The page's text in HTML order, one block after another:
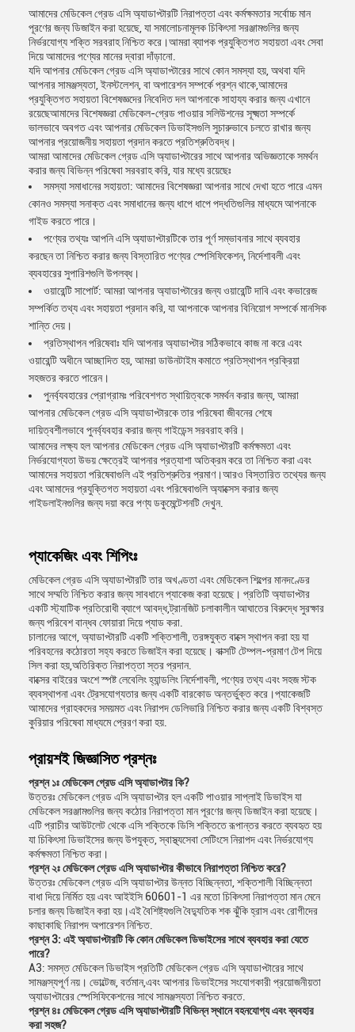
আমাদের মেডিকেল গ্রেড এসি অ্যাডাপ্টারটি নিরাপত্তা এবং কর্মক্ষমতার সর্বোচ্চ মান
পূরণের জন্য ডিজাইন করা হয়েছে, যা সমালোচনামূলক চিকিৎসা সরঞ্জামগুলির জন্য
নির্ভরযোগ্য শক্তি সরবরাহ নিশ্চিত করে।আমরা ব্যাপক প্রযুক্তিগত সহায়তা এবং সেবা
দিয়ে আমাদের পণ্যের মানের দ্বারা দাঁড়ানো.
যদি আপনার মেডিকেল গ্রেড এসি অ্যাডাপ্টারের সাথে কোন সমস্যা হয়, অথবা যদি
আপনার সামঞ্জস্যতা, ইনস্টলেশন, বা অপারেশন সম্পর্কে প্রশ্ন থাকে,আমাদের
প্রযুক্তিগত সহায়তা বিশেষজ্ঞদের নিবেদিত দল আপনাকে সাহায্য করার জন্য এখানে
রয়েছেআমাদের বিশেষজ্ঞরা মেডিকেল-গ্রেড পাওয়ার সলিউশনের সূক্ষ্মতা সম্পর্কে
ভালভাবে অবগত এবং আপনার মেডিকেল ডিভাইসগুলি সুচারুভাবে চলতে রাখার জন্য
আপনার প্রয়োজনীয় সহায়তা প্রদান করতে প্রতিশ্রুতিবদ্ধ।
আমরা আমাদের মেডিকেল গ্রেড এসি অ্যাডাপ্টারের সাথে আপনার অভিজ্ঞতাকে সমর্থন
করার জন্য বিভিন্ন পরিষেবা সরবরাহ করি, যার মধ্যে রয়েছেঃ
সমস্যা সমাধানের সহায়তা: আমাদের বিশেষজ্ঞরা আপনার সাথে দেখা হতে পারে এমন
কোনও সমস্যা সনাক্ত এবং সমাধানের জন্য ধাপে ধাপে পদ্ধতিগুলির মাধ্যমে আপনাকে
গাইড করতে পারে।
পণ্যের তথ্যঃ আপনি এসি অ্যাডাপ্টারটিকে তার পূর্ণ সম্ভাবনার সাথে ব্যবহার
করছেন তা নিশ্চিত করার জন্য বিস্তারিত পণ্যের স্পেসিফিকেশন, নির্দেশাবলী এবং
ব্যবহারের সুপারিশগুলি উপলব্ধ।
ওয়ারেন্টি সাপোর্ট: আমরা আপনার অ্যাডাপ্টারের জন্য ওয়ারেন্টি দাবি এবং কভারেজ
সম্পর্কিত তথ্য এবং সহায়তা প্রদান করি, যা আপনাকে আপনার বিনিয়োগ সম্পর্কে মানসিক
শান্তি দেয়।
প্রতিস্থাপন পরিষেবাঃ যদি আপনার অ্যাডাপ্টার সঠিকভাবে কাজ না করে এবং
ওয়ারেন্টি অধীনে আচ্ছাদিত হয়, আমরা ডাউনটাইম কমাতে প্রতিস্থাপন প্রক্রিয়া
সহজতর করতে পারেন।
পুনর্ব্যবহারের প্রোগ্রামঃ পরিবেশগত স্থায়িত্বকে সমর্থন করার জন্য, আমরা
আপনার মেডিকেল গ্রেড এসি অ্যাডাপ্টারকে তার পরিষেবা জীবনের শেষে
দায়িত্বশীলভাবে পুনর্ব্যবহার করার জন্য গাইডেন্স সরবরাহ করি।
আমাদের লক্ষ্য হল আপনার মেডিকেল গ্রেড এসি অ্যাডাপ্টারটি কর্মক্ষমতা এবং
নির্ভরযোগ্যতা উভয় ক্ষেত্রেই আপনার প্রত্যাশা অতিক্রম করে তা নিশ্চিত করা এবং
আমাদের সহায়তা পরিষেবাগুলি এই প্রতিশ্রুতির প্রমাণ।আরও বিস্তারিত তথ্যের জন্য
এবং আমাদের প্রযুক্তিগত সহায়তা এবং পরিষেবাগুলি অ্যাক্সেস করার জন্য
গাইডলাইনগুলির জন্য দয়া করে পণ্য ডকুমেন্টেশনটি দেখুন.
প্যাকেজিং এবং শিপিংঃ
মেডিকেল গ্রেড এসি অ্যাডাপ্টারটি তার অখণ্ডতা এবং মেডিকেল শিল্পের মানদণ্ডের
সাথে সম্মতি নিশ্চিত করার জন্য সাবধানে প্যাকেজ করা হয়েছে। প্রতিটি অ্যাডাপ্টার
একটি স্ট্যাটিক প্রতিরোধী ব্যাগে আবদ্ধ,ট্রানজিট চলাকালীন আঘাতের বিরুদ্ধে সুরক্ষার
জন্য পরিবেশ বান্ধব ফোয়ারা দিয়ে প্যাড করা.
চালানের আগে, অ্যাডাপ্টারটি একটি শক্তিশালী, তরঙ্গযুক্ত বাক্সে স্থাপন করা হয় যা
পরিবহনের কঠোরতা সহ্য করতে ডিজাইন করা হয়েছে। বাক্সটি টেম্পল-প্রমাণ টেপ দিয়ে
সিল করা হয়,অতিরিক্ত নিরাপত্তা স্তর প্রদান.
বাক্সের বাইরের অংশে স্পষ্ট লেবেলিং হ্যান্ডলিং নির্দেশাবলী, পণ্যের তথ্য এবং সহজ স্টক
ব্যবস্থাপনা এবং ট্রেসযোগ্যতার জন্য একটি বারকোড অন্তর্ভুক্ত করে।প্যাকেজটি
আমাদের গ্রাহকদের সময়মত এবং নিরাপদ ডেলিভারি নিশ্চিত করার জন্য একটি বিশ্বস্ত
কুরিয়ার পরিষেবা মাধ্যমে প্রেরণ করা হয়.
প্রায়শই জিজ্ঞাসিত প্রশ্নঃ
প্রশ্ন ১ঃ মেডিকেল গ্রেড এসি অ্যাডাপ্টার কি?
উত্তরঃ মেডিকেল গ্রেড এসি অ্যাডাপ্টার হল একটি পাওয়ার সাপ্লাই ডিভাইস যা
মেডিকেল সরঞ্জামগুলির জন্য কঠোর নিরাপত্তা মান পূরণের জন্য ডিজাইন করা হয়েছে।
এটি প্রাচীর আউটলেট থেকে এসি শক্তিকে ডিসি শক্তিতে রূপান্তর করতে ব্যবহৃত হয়
যা চিকিৎসা ডিভাইসের জন্য উপযুক্ত, স্বাস্থ্যসেবা সেটিংসে নিরাপদ এবং নির্ভরযোগ্য
কর্মক্ষমতা নিশ্চিত করা।
প্রশ্ন ২ঃ মেডিকেল গ্রেড এসি অ্যাডাপ্টার কীভাবে নিরাপত্তা নিশ্চিত করে?
উত্তরঃ মেডিকেল গ্রেড এসি অ্যাডাপ্টার উন্নত বিচ্ছিন্নতা, শক্তিশালী বিচ্ছিন্নতা
বাধা দিয়ে নির্মিত হয় এবং আইইসি 60601-1 এর মতো চিকিৎসা নিরাপত্তা মান মেনে
চলার জন্য ডিজাইন করা হয়।এই বৈশিষ্ট্যগুলি বৈদ্যুতিক শক ঝুঁকি হ্রাস এবং রোগীদের
কাছাকাছি নিরাপদ অপারেশন নিশ্চিত.
প্রশ্ন 3: এই অ্যাডাপ্টারটি কি কোন মেডিকেল ডিভাইসের সাথে ব্যবহার করা যেতে
পারে?
A3: সমস্ত মেডিকেল ডিভাইস প্রতিটি মেডিকেল গ্রেড এসি অ্যাডাপ্টারের সাথে
সামঞ্জস্যপূর্ণ নয়। ভোল্টেজ, বর্তমান,এবং আপনার ডিভাইসের সংযোগকারী প্রয়োজনীয়তা
অ্যাডাপ্টারের স্পেসিফিকেশনের সাথে সামঞ্জস্যতা নিশ্চিত করতে.
প্রশ্ন ৪ঃ মেডিকেল গ্রেড এসি অ্যাডাপ্টারটি বিভিন্ন স্থানে বহনযোগ্য এবং ব্যবহার
করা সহজ?